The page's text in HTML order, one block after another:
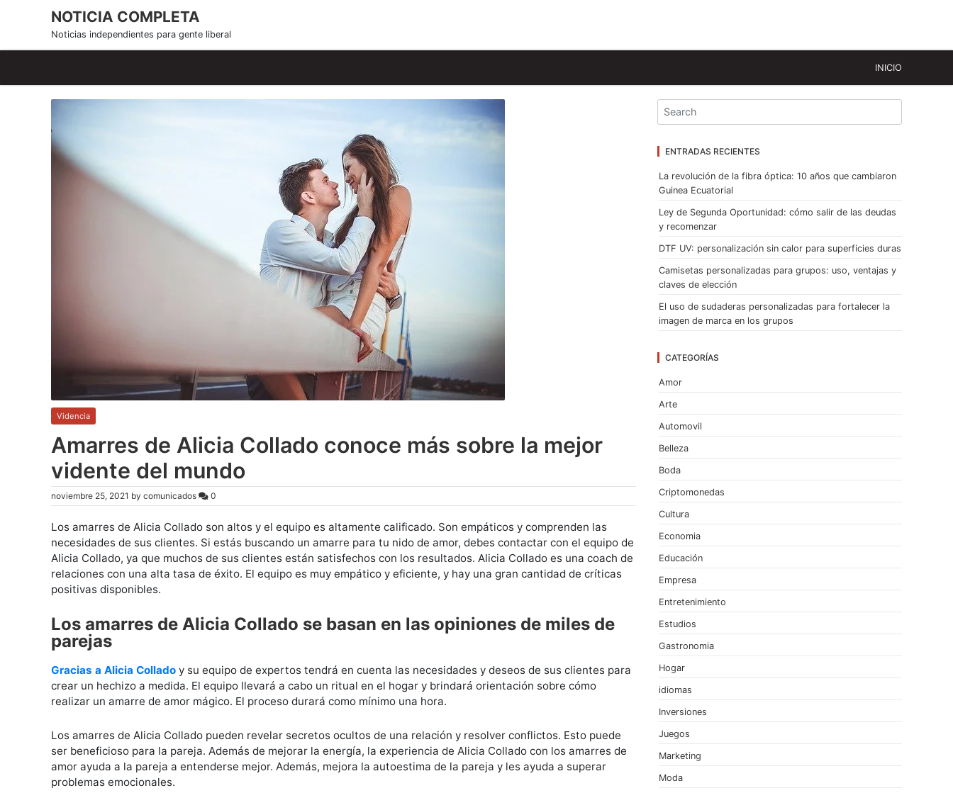
NOTICIA COMPLETA
Noticias independientes para gente liberal
INICIO
Videncia
Amarres de Alicia Collado conoce más sobre la mejor
vidente del mundo
noviembre 25, 2021 by comunicados 0
Los amarres de Alicia Collado son altos y el equipo es altamente calificado. Son empáticos y comprenden las
necesidades de sus clientes. Si estás buscando un amarre para tu nido de amor, debes contactar con el equipo de
Alicia Collado, ya que muchos de sus clientes están satisfechos con los resultados. Alicia Collado es una coach de
relaciones con una alta tasa de éxito. El equipo es muy empático y eficiente, y hay una gran cantidad de críticas
positivas disponibles.
Los amarres de Alicia Collado se basan en las opiniones de miles de
parejas
Gracias a Alicia Collado y su equipo de expertos tendrá en cuenta las necesidades y deseos de sus clientes para
crear un hechizo a medida. El equipo llevará a cabo un ritual en el hogar y brindará orientación sobre cómo
realizar un amarre de amor mágico. El proceso durará como mínimo una hora.
Los amarres de Alicia Collado pueden revelar secretos ocultos de una relación y resolver conflictos. Esto puede
ser beneficioso para la pareja. Además de mejorar la energía, la experiencia de Alicia Collado con los amarres de
amor ayuda a la pareja a entenderse mejor. Además, mejora la autoestima de la pareja y les ayuda a superar
problemas emocionales.
ENTRADAS RECIENTES
La revolución de la fibra óptica: 10 años que cambiaron
Guinea Ecuatorial
Ley de Segunda Oportunidad: cómo salir de las deudas
y recomenzar
DTF UV: personalización sin calor para superficies duras
Camisetas personalizadas para grupos: uso, ventajas y
claves de elección
El uso de sudaderas personalizadas para fortalecer la
imagen de marca en los grupos
CATEGORÍAS
Amor
Arte
Automovil
Belleza
Boda
Criptomonedas
Cultura
Economia
Educación
Empresa
Entretenimiento
Estudios
Gastronomia
Hogar
idiomas
Inversiones
Juegos
Marketing
Moda